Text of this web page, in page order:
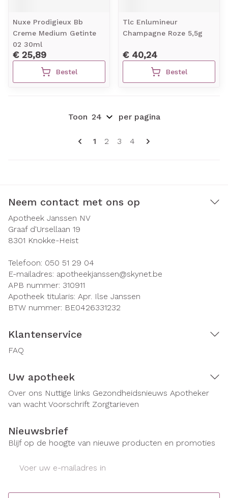
Nuxe Prodigieux Bb
Creme Medium Getinte
02 30ml
€ 25,89
Bestel
Tlc Enlumineur
Champagne Roze 5,5g
€ 40,24
Bestel
Pagina's
U lees momenteel pagina
1 Pagina
2 Pagina
3 Pagina
4
Toon per pagina
Neem contact met ons op
Apotheek Janssen NV
Graaf d'Ursellaan 19
8301 Knokke-Heist
Telefoon: 050 51 29 04
E-mailadres: apotheekjanssen@skynet.be
APB nummer: 310911
Apotheek titularis: Apr. Ilse Janssen
BTW nummer: BE0426331232
Klantenservice
FAQ
Uw apotheek
Over ons Nuttige links Gezondheidsnieuws Apotheker
van wacht Voorschrift Zorgtarieven
Nieuwsbrief
Blijf op de hoogte van nieuwe producten en promoties